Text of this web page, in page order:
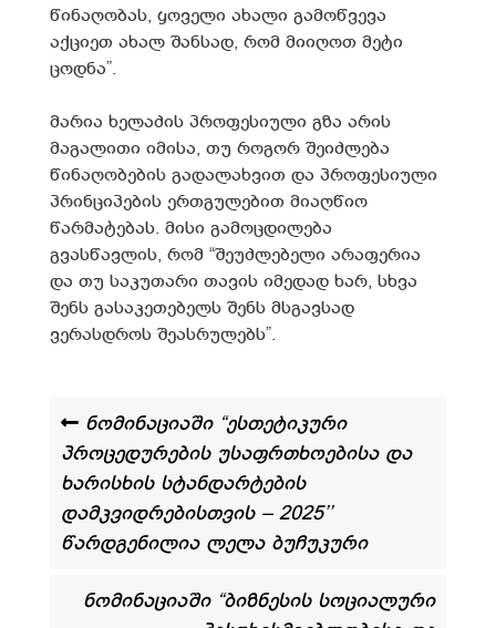
წინაღობას, ყოველი ახალი გამოწვევა
აქციეთ ახალ შანსად, რომ მიიღოთ მეტი
ცოდნა”.
მარია ხელაძის პროფესიული გზა არის
მაგალითი იმისა, თუ როგორ შეიძლება
წინაღობების გადალახვით და პროფესიული
პრინციპების ერთგულებით მიაღწიო
წარმატებას. მისი გამოცდილება
გვასწავლის, რომ “შეუძლებელი არაფერია
და თუ საკუთარი თავის იმედად ხარ, სხვა
შენს გასაკეთებელს შენს მსგავსად
ვერასდროს შეასრულებს”.
ნომინაციაში “ესთეტიკური
პროცედურების უსაფრთხოებისა და
ხარისხის სტანდარტების
დამკვიდრებისთვის – 2025’’
წარდგენილია ლელა ბუჩუკური
ნომინაციაში “ბიზნესის სოციალური